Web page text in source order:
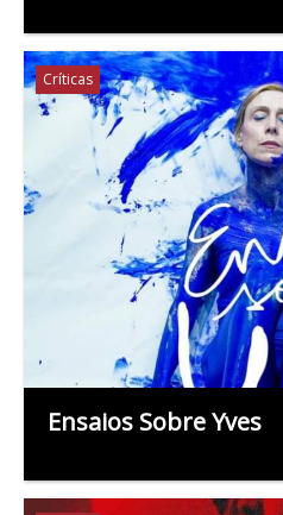
Críticas
Ensaios Sobre Yves